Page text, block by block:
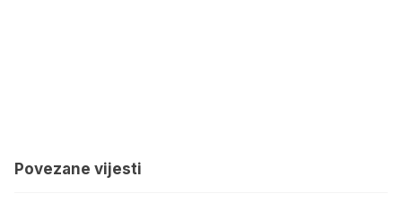
Povezane vijesti